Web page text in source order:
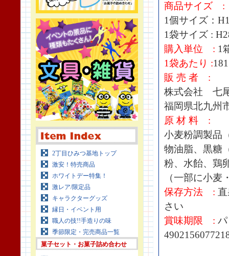
2丁目ひみつ基地トップ
激安！特売商品
ホワイトデー特集！
激レア/限定品
キャラクターグッズ
縁日・イベント用
職人の技!!手造りの味
季節限定・完売商品一覧
菓子セット・お菓子詰め合わせ
商品サイズ :
1個サイズ：
1袋サイズ :
購入単位 : 1
1袋あたり :
販 売 者 :
株式会社 七
福岡県北九州
原 材 料 :
小麦粉調製品
物油脂、黒糖
粉、水飴、鶏
（一部に小
保存方法 :
さい
賞味期限 :